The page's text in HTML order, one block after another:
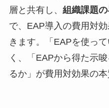
層と共有し、 組織課題
で、EAP導入の費用対
きます。「EAPを使っ
く、「EAPから得た示
るか」が費用対効果の本